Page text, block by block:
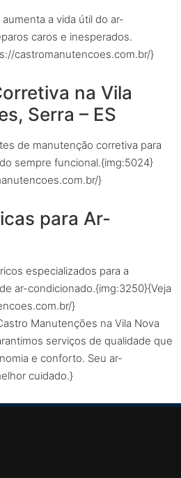
a vida útil do ar-
caros e inesperados.
castromanutencoes.com.br/}
na Vila
Serra – ES
de manutenção corretiva para
sempre funcional.{img:5024}
}
para Ar-
especializados para a
ar-condicionado.{img:3250}{Veja
}
Manutenções na Vila Nova
serviços de qualidade que
e conforto. Seu ar-
cuidado.}